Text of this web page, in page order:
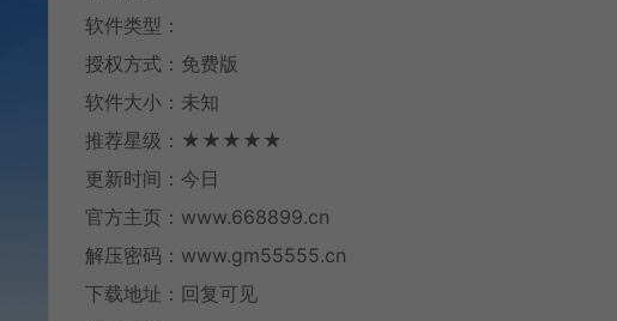
软件类型：
授权方式：免费版
软件大小：未知
推荐星级：★★★★★
更新时间：今日
官方主页：www.668899.cn
解压密码：www.gm55555.cn
下载地址：回复可见